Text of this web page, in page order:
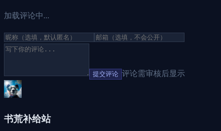
加载评论中...
提交评论 评论需审核后显示
书荒补给站